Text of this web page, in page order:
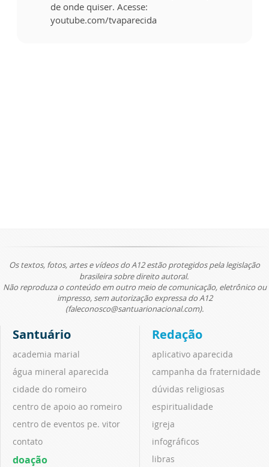
de onde quiser. Acesse:
youtube.com/tvaparecida
Os textos, fotos, artes e vídeos do A12 estão protegidos pela legislação
brasileira sobre direito autoral.
Não reproduza o conteúdo em outro meio de comunicação, eletrônico ou
impresso, sem autorização expressa do A12
(faleconosco@santuarionacional.com).
Santuário
academia marial
água mineral aparecida
cidade do romeiro
centro de apoio ao romeiro
centro de eventos pe. vitor
contato
doação
Redação
aplicativo aparecida
campanha da fraternidade
dúvidas religiosas
espiritualidade
igreja
infográficos
libras